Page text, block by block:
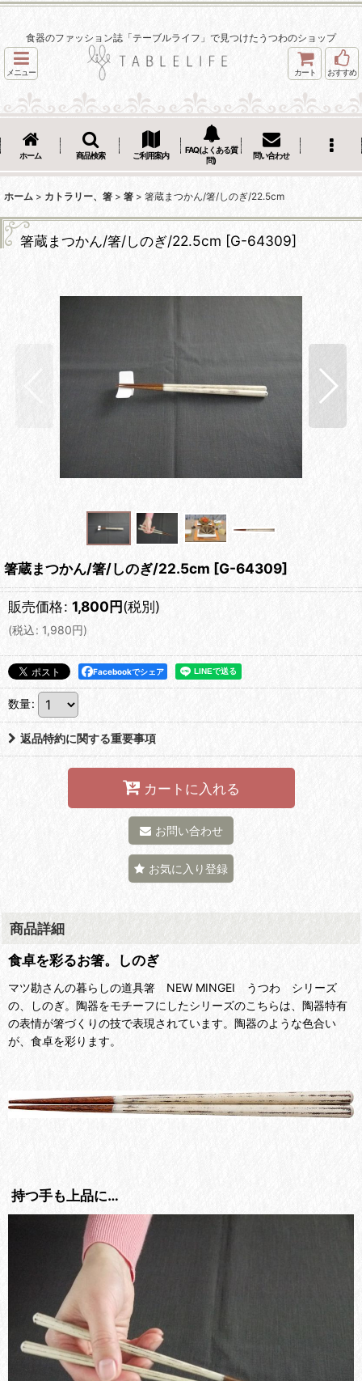
食器のファッション誌「テーブルライフ」で見つけたうつわのショップ
メニュー カート おすすめ
ホーム 商品検索 ご利用案内
FAQ(よくある質
問)
問い合わせ
ホーム > カトラリー、箸 > 箸 > 箸蔵まつかん/箸/しのぎ/22.5cm
箸蔵まつかん/箸/しのぎ/22.5cm [G-64309]
箸蔵まつかん/箸/しのぎ/22.5cm [G-64309]
販売価格: 1,800円(税別)
(税込: 1,980円)
Facebookでシェア
数量:
返品特約に関する重要事項
カートに入れる
お問い合わせ
お気に入り登録
商品詳細
食卓を彩るお箸。しのぎ
マツ勘さんの暮らしの道具箸 NEW MINGEI うつわ シリーズ
の、しのぎ。陶器をモチーフにしたシリーズのこちらは、陶器特有
の表情が箸づくりの技で表現されています。陶器のような色合い
が、食卓を彩ります。
持つ手も上品に…